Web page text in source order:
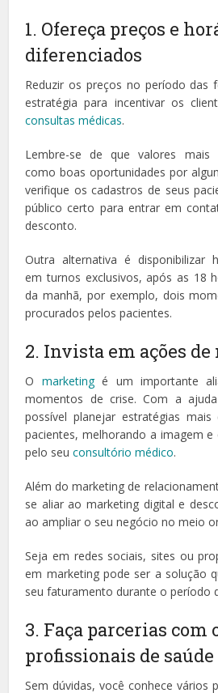
1. Ofereça preços e
diferenciados
Reduzir os preços no período das
estratégia para incentivar os
consultas médicas.
Lembre-se de que valores mais
como boas oportunidades por
verifique os cadastros de seus
público certo para entrar em
desconto.
Outra alternativa é disponibilizar
em turnos exclusivos, após as 18
da manhã, por exemplo, dois
procurados pelos pacientes.
2. Invista em ações
O marketingé um importante
momentos de crise. Com a
possível planejar estratégias mais
pacientes, melhorando a imagem
pelo seuconsultório médico.
Além do marketing de
se aliar ao marketing digital e
ao ampliar o seu negócio no meio
Seja em redes sociais, sites ou
em marketing pode ser a solução
seu faturamento durante o período
3. Faça parcerias com
profissionais de saúde
Sem dúvidas, você conhece vários